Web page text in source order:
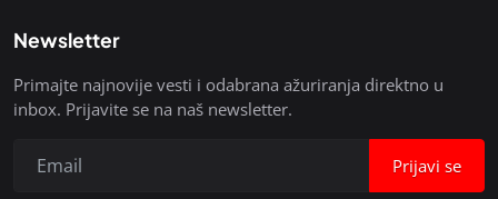
Newsletter
Primajte najnovije vesti i odabrana ažuriranja direktno u
inbox. Prijavite se na naš newsletter.
Prijavi se